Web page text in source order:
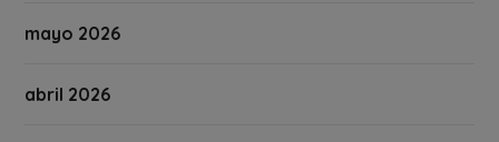
mayo 2026
abril 2026